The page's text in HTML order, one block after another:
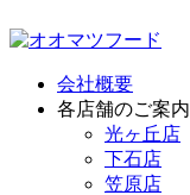
会社概要
各店舗のご案内
光ヶ丘店
下石店
笠原店